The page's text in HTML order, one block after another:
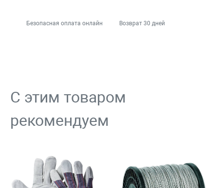
Безопасная оплата онлайн Возврат 30 дней
С этим товаром
рекомендуем